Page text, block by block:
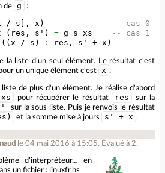
de g :
/ s ], x )
-- cas 0
( res , s' ) = g s xs
-- cas 1
((x / s ) : res , s' + x )
la liste d'un seul élément. Le résultat c'est
un unique élément c'est x .
de plus d'un élément. Je réalise d'abord
pour récupérer le résultat res
sur la
sur la sous liste. Puis je renvois le résultat
et la somme mise à jours s' + x .
le 04 mai 2016 à 15:05. Évalué à 2.
d’interpréteur… en
un fichier : linuxfr.hs